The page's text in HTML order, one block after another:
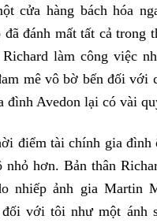
cửa hàng bách hóa
đã đánh mất tất cả
làm công việc
mê vô bờ bến đối với
đình Avedon lại có vài
điểm tài chính gia
nhỏ hơn. Bản thân
nhiếp ảnh gia Martin
đối với tôi như một ánh